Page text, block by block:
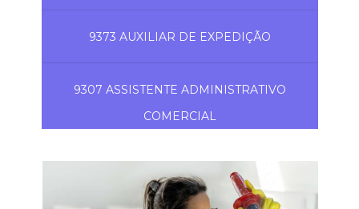
9373 AUXILIAR DE EXPEDIÇÃO
9307 ASSISTENTE ADMINISTRATIVO
COMERCIAL